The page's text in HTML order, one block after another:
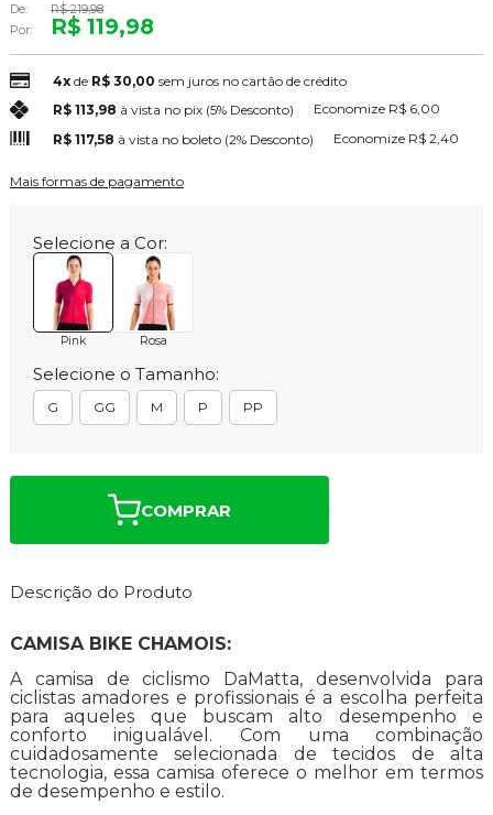
De:
R$ 219,98
Por:
R$ 119,98
4xde R$ 30,00 sem juros no cartão de crédito
R$ 113,98 à vista no pix (5% Desconto) Economize R$ 6,00
R$ 117,58 à vista no boleto (2% Desconto) Economize R$ 2,40
Mais formas de pagamento
Selecione a Cor:
Pink Rosa
Selecione o Tamanho:
G GG M P PP
COMPRAR
Descrição do Produto
CAMISA BIKE CHAMOIS:
A camisa de ciclismo DaMatta, desenvolvida para
ciclistas amadores e profissionais é a escolha perfeita
para aqueles que buscam alto desempenho e
conforto inigualável. Com uma combinação
cuidadosamente selecionada de tecidos de alta
tecnologia, essa camisa oferece o melhor em termos
de desempenho e estilo.